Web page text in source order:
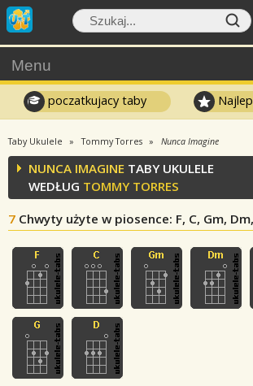
Menu
poczatkujacy taby
Taby Ukulele Tommy Torres Nunca Imagine
NUNCA IMAGINE TABY UKULELE
WEDŁUG TOMMY TORRES
7 Chwyty użyte w piosence: F, C, Gm,